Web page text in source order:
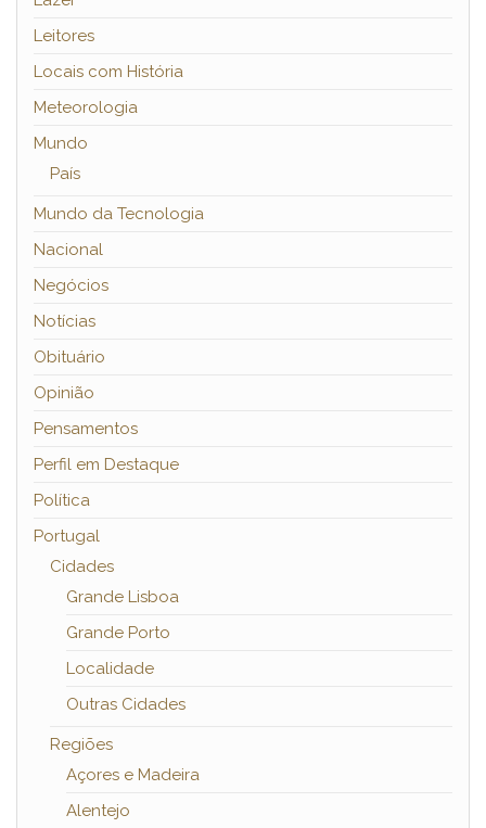
Leitores
Locais com História
Meteorologia
Mundo
País
Mundo da Tecnologia
Nacional
Negócios
Notícias
Obituário
Opinião
Pensamentos
Perfil em Destaque
Política
Portugal
Cidades
Grande Lisboa
Grande Porto
Localidade
Outras Cidades
Regiões
Açores e Madeira
Alentejo